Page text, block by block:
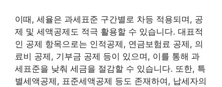
이때, 세율은 과세표준 구간별로 차등 적용되며, 공
제 및 세액공제도 적극 활용할 수 있습니다. 대표적
인 공제 항목으로는 인적공제, 연금보험료 공제, 의
료비 공제, 기부금 공제 등이 있으며, 이를 통해 과
세표준을 낮춰 세금을 절감할 수 있습니다. 또한, 특
별세액공제, 표준세액공제 등도 존재하여, 납세자의